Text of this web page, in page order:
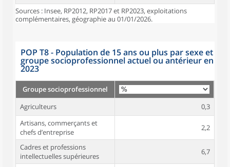
Sources : Insee, RP2012, RP2017 et RP2023, exploitations
complémentaires, géographie au 01/01/2026.
POP T8 - Population de 15 ans ou plus par sexe et
groupe socioprofessionnel actuel ou antérieur en
2023
Groupe socioprofessionnel
Agriculteurs
0,3
Artisans, commerçants et
chefs d’entreprise
2,2
Cadres et professions
intellectuelles supérieures
6,7